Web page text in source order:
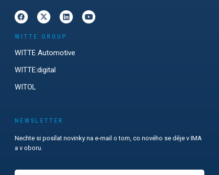
WITTE GROUP
WITTE Automotive
WITTE:digital
WITOL
NEWSLETTER
Nechte si posílat novinky na e-mail o tom, co nového se děje v IMA
a v oboru.